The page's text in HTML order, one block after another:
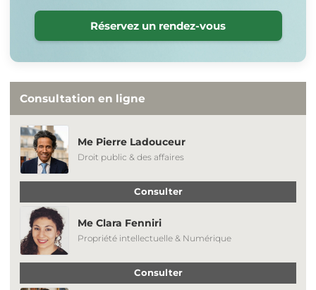
Réservez un rendez-vous
Consultation en ligne
Me Pierre Ladouceur
Droit public & des affaires
Consulter
Me Clara Fenniri
Propriété intellectuelle & Numérique
Consulter